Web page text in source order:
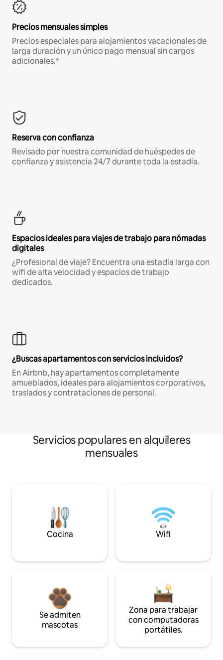
Precios mensuales simples
Precios especiales para alojamientos vacacionales de
larga duración y un único pago mensual sin cargos
adicionales.*
Reserva con confianza
Revisado por nuestra comunidad de huéspedes de
confianza y asistencia 24/7 durante toda la estadía.
Espacios ideales para viajes de trabajo para nómadas
digitales
¿Profesional de viaje? Encuentra una estadía larga con
wifi de alta velocidad y espacios de trabajo
dedicados.
¿Buscas apartamentos con servicios incluidos?
En Airbnb, hay apartamentos completamente
amueblados, ideales para alojamientos corporativos,
traslados y contrataciones de personal.
Servicios populares en alquileres
mensuales
Cocina Wifi
Se admiten
mascotas
Zona para trabajar
con computadoras
portátiles.